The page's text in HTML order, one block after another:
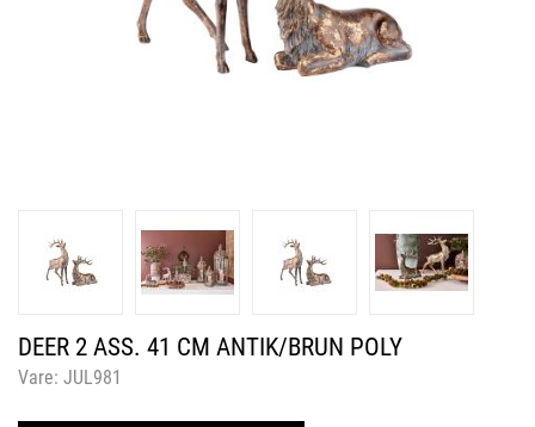
DEER 2 ASS. 41 CM ANTIK/BRUN POLY
Vare: JUL981